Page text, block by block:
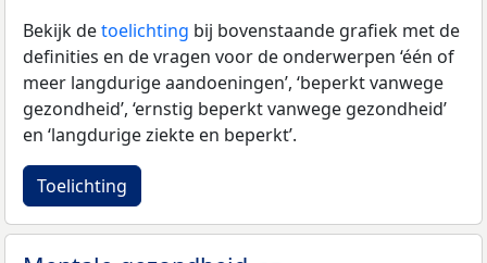
Bekijk detoelichting bij bovenstaande grafiek met de
definities en de vragen voor de onderwerpen ‘één of
meer langdurige aandoeningen’, ‘beperkt vanwege
gezondheid’, ‘ernstig beperkt vanwege gezondheid’
en ‘langdurige ziekte en beperkt’.
Toelichting